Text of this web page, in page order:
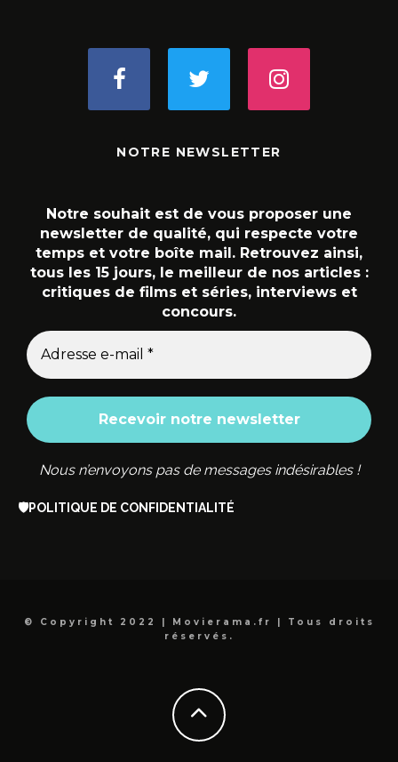
NOTRE NEWSLETTER
Notre souhait est de vous proposer une
newsletter de qualité, qui respecte votre
temps et votre boîte mail. Retrouvez ainsi,
tous les 15 jours, le meilleur de nos articles :
critiques de films et séries, interviews et
concours.
Nous n’envoyons pas de messages indésirables !
🛡️POLITIQUE DE CONFIDENTIALITÉ
© Copyright 2022 | Movierama.fr | Tous droits
réservés.